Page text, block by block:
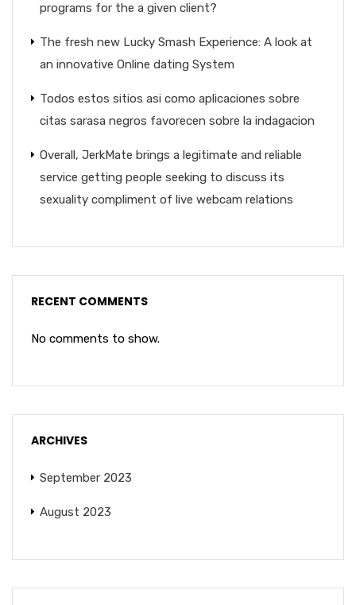
programs for the a given client?
The fresh new Lucky Smash Experience: A look at
an innovative Online dating System
Todos estos sitios asi­ como aplicaciones sobre
citas sarasa negros favorecen sobre la indagacion
Overall, JerkMate brings a legitimate and reliable
service getting people seeking to discuss its
sexuality compliment of live webcam relations
RECENT COMMENTS
No comments to show.
ARCHIVES
September 2023
August 2023